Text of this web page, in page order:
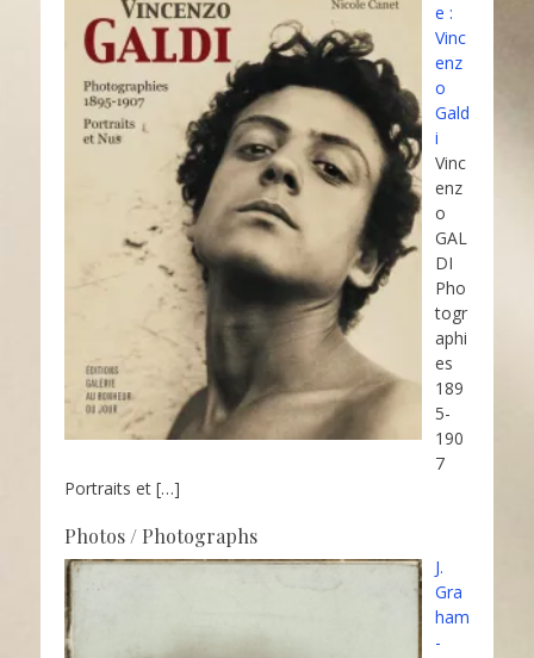
e :
Vinc
enz
o
Gald
i
Vinc
enz
o
GAL
DI
Pho
togr
aphi
es
189
5-
190
7
Portraits et […]
Photos / Photographs
J.
Gra
ham
-